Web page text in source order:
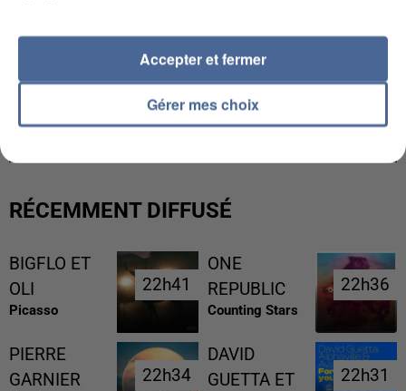
L’UN DES FONDATEURS SUPPOSÉS DE LA DZ
MAFIA INTERPELLÉ EN ALGÉRIE
RÉCEMMENT DIFFUSÉ
BIGFLO ET
OLI
Picasso
22h41
22h41
ONE
REPUBLIC
Counting Stars
22h36
22h36
PIERRE
GARNIER
22h34
22h34
DAVID
GUETTA ET
22h31
22h31
Gérer mes choix
Accepter et fermer